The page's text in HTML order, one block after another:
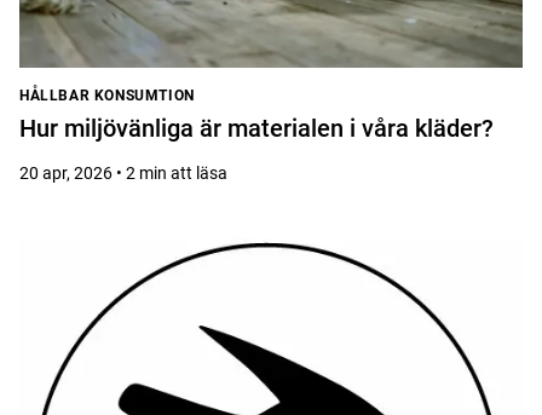
HÅLLBAR KONSUMTION
Hur miljövänliga är materialen i våra kläder?
20 apr, 2026 • 2 min att läsa